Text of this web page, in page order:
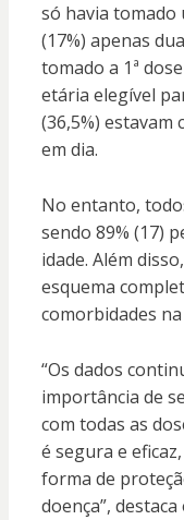
só havia tomado
(17%) apenas
tomado a 1ª
etária elegível
(36,5%) estavam
em dia.
No entanto,
sendo 89% (17)
idade. Além
esquema
comorbidades
“Os dados
importância de
com todas as
é segura e
forma de
doença”,